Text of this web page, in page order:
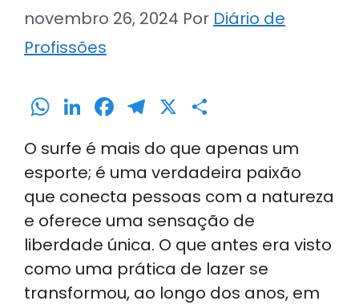
novembro 26, 2024 Por Diário de
Profissões
W
a
ts
A
p
p
Li
n
k
e
dI
n
F
c
e
b
o
o
k
T
e
gr
a
m
X
ar
e
O surfe é mais do que apenas um
esporte; é uma verdadeira paixão
que conecta pessoas com a natureza
e oferece uma sensação de
liberdade única. O que antes era visto
como uma prática de lazer se
transformou, ao longo dos anos, em